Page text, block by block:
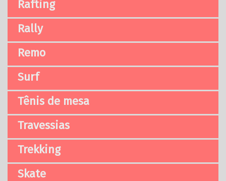
Rafting
Rally
Remo
Surf
Tênis de mesa
Travessias
Trekking
Skate